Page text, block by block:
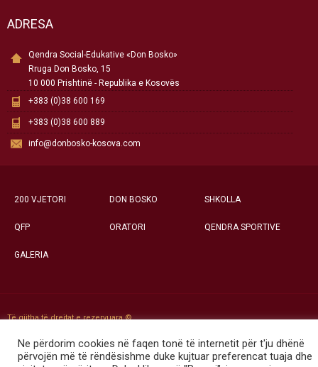
ADRESA
Qendra Social-Edukative «Don Bosko»
Rruga Don Bosko, 15
10 000 Prishtinë - Republika e Kosovës
+383 (0)38 600 169
+383 (0)38 600 889
info@donbosko-kosova.com
200 VJETORI DON BOSKO SHKOLLA
QFP ORATORI QENDRA SPORTIVE
GALERIA
Të gjitha të drejtat e rezervuara ©
Ne përdorim cookies në faqen tonë të internetit për t'ju dhënë
përvojën më të rëndësishme duke kujtuar preferencat tuaja dhe